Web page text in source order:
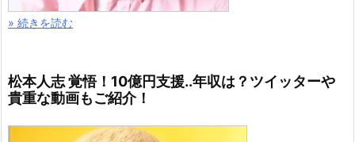
» 続きを読む
松本人志 覚悟！10億円支援..年収は？ツイッターや
貴重な動画もご紹介！